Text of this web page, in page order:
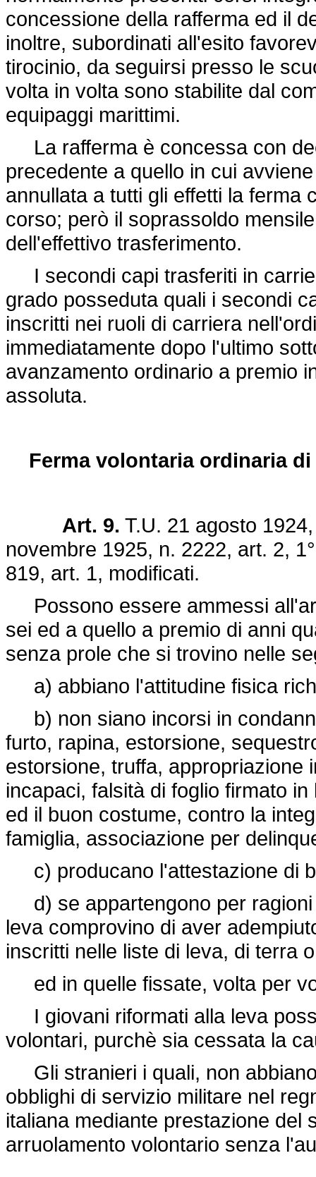
concessione della rafferma ed il
inoltre, subordinati all'esito
tirocinio, da seguirsi presso le
volta in volta sono stabilite dal
equipaggi marittimi.
La rafferma è concessa con
precedente a quello in cui
annullata a tutti gli effetti la ferma
corso; però il soprassoldo
dell'effettivo trasferimento.
I secondi capi trasferiti in
grado posseduta quali i secondi
inscritti nei ruoli di carriera
immediatamente dopo l'ultimo
avanzamento ordinario a premio
assoluta.
Ferma volontaria ordinaria
Art. 9. T.U. 21 agosto
novembre 1925, n. 2222, art. 2,
819, art. 1, modificati.
Possono essere ammessi
sei ed a quello a premio di anni
senza prole che si trovino nelle
a) abbiano l'attitudine fisica
b) non siano incorsi in
furto, rapina, estorsione,
estorsione, truffa, appropriazione
incapaci, falsità di foglio firmato
ed il buon costume, contro la
famiglia, associazione per
c) producano l'attestazione di
d) se appartengono per ragioni
leva comprovino di aver
inscritti nelle liste di leva, di terra
ed in quelle fissate, volta per
I giovani riformati alla leva
volontari, purchè sia cessata la
Gli stranieri i quali, non
obblighi di servizio militare nel
italiana mediante prestazione del
arruolamento volontario senza